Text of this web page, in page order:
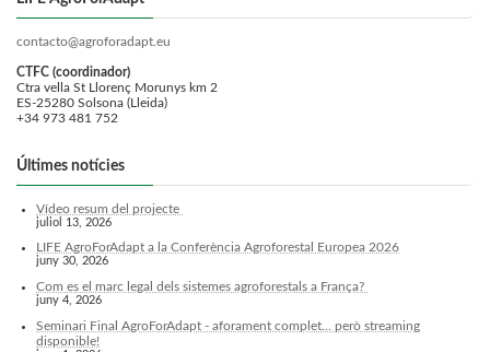
contacto@agroforadapt.eu
CTFC (coordinador)
Ctra vella St Llorenç Morunys km 2
ES-25280 Solsona (Lleida)
+34 973 481 752
Últimes notícies
Vídeo resum del projecte
juliol 13, 2026
LIFE AgroForAdapt a la Conferència Agroforestal Europea 2026
juny 30, 2026
Com es el marc legal dels sistemes agroforestals a França?
juny 4, 2026
Seminari Final AgroForAdapt - aforament complet... però streaming
disponible!